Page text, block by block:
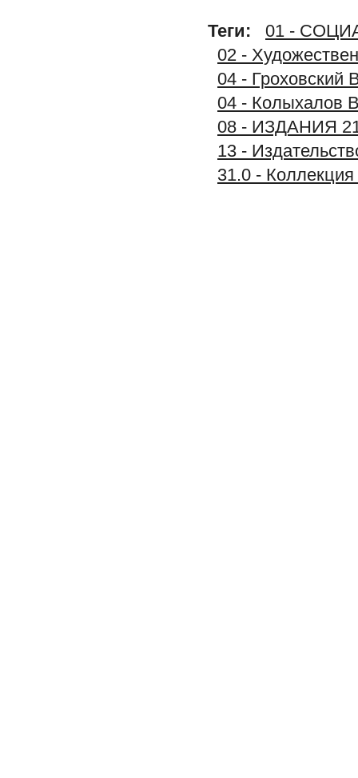
Теги:
01 -
02 -
04 - Гроховский
04 - Колыхалов
08 - ИЗДАНИЯ
13 -
31.0 -